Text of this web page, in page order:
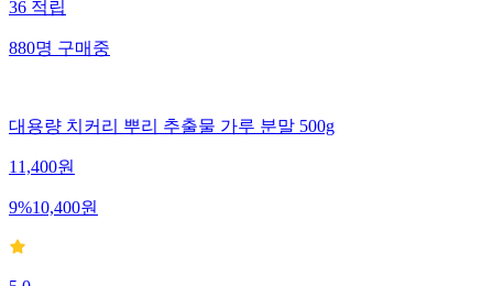
36적립
880명구매중
대용량 치커리 뿌리 추출물 가루 분말 500g
11,400원
9%10,400원